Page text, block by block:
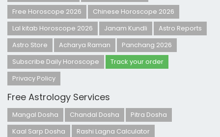
Free Horoscope 2026
Chinese Horoscope 2026
Lal kitab Horoscope 2026
Janam Kundli
Astro Reports
Astro Store
Acharya Raman
Panchang 2026
Subscribe Daily Horoscope
Track your order
Privacy Policy
Free Astrology Services
Mangal Dosha Chandal Dosha
Pitra Dosha
Kaal Sarp Dosha
Rashi Lagna Calculator